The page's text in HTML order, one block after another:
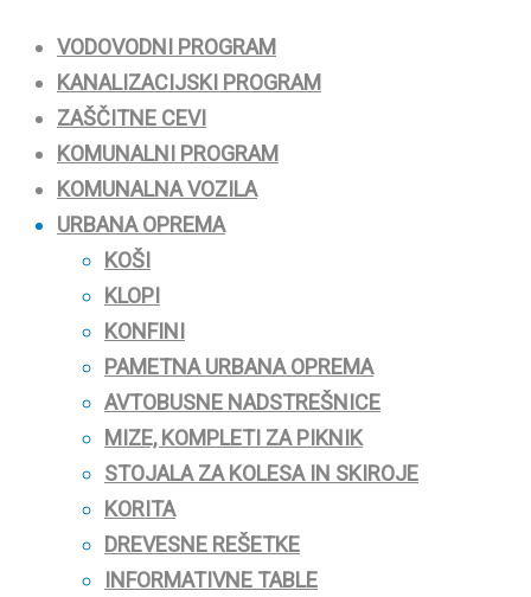
VODOVODNI PROGRAM
KANALIZACIJSKI PROGRAM
ZAŠČITNE CEVI
KOMUNALNI PROGRAM
KOMUNALNA VOZILA
URBANA OPREMA
KOŠI
KLOPI
KONFINI
PAMETNA URBANA OPREMA
AVTOBUSNE NADSTREŠNICE
MIZE, KOMPLETI ZA PIKNIK
STOJALA ZA KOLESA IN SKIROJE
KORITA
DREVESNE REŠETKE
INFORMATIVNE TABLE